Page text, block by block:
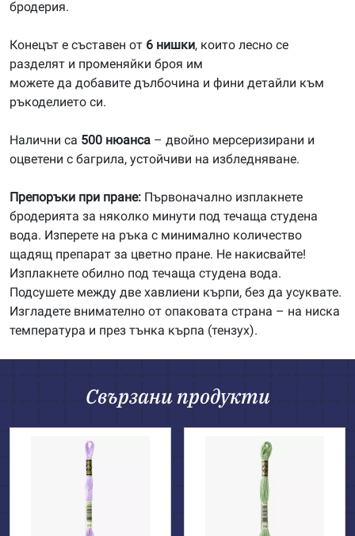
бродерия.
Конецът е съставен от 6 нишки, които лесно се
разделят и променяйки броя им
можете да добавите дълбочина и фини детайли към
ръкоделието си.
Налични са 500 нюанса – двойно мерсеризирани и
оцветени с багрила, устойчиви на избледняване.
Препоръки при пране: Първоначално изплакнете
бродерията за няколко минути под течаща студена
вода. Изперете на ръка с минимално количество
щадящ препарат за цветно пране. Не накисвайте!
Изплакнете обилно под течаща студена вода.
Подсушете между две хавлиени кърпи, без да усуквате.
Изгладете внимателно от опаковата страна – на ниска
температура и през тънка кърпа (тензух).
Свързани продукти